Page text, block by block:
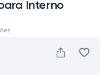
Interno